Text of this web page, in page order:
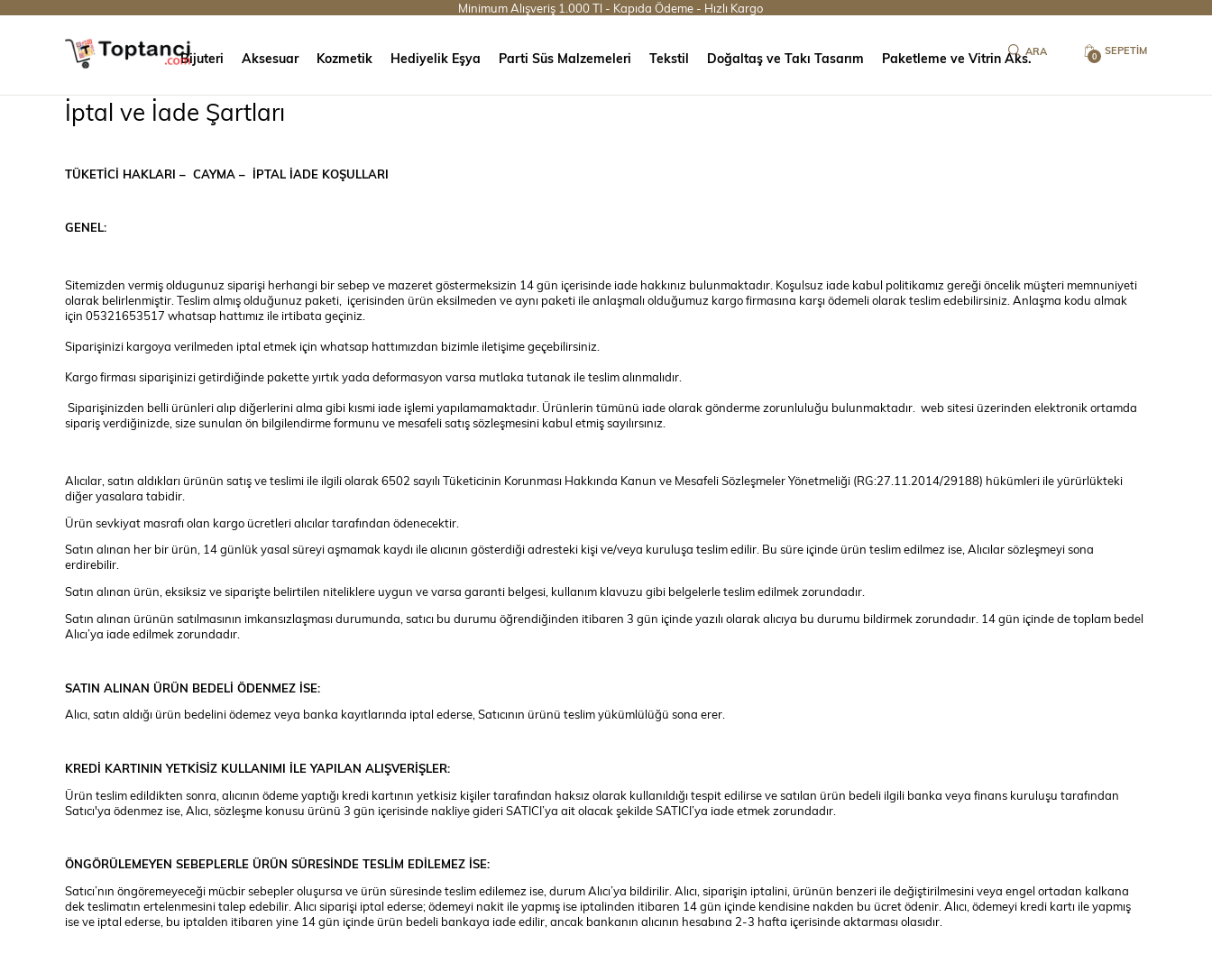
Minimum Alışveriş 1.000 Tl - Kapıda Ödeme - Hızlı Kargo
SEPETIM
0
Bijuteri Aksesuar Kozmetik Hediyelik Eşya Parti Süs Malzemeleri Tekstil Doğaltaş ve Takı Tasarım Paketleme ve Vitrin Aks.
İptal ve İade Şartları
TÜKETİCİ HAKLARI – CAYMA – İPTAL İADE KOŞULLARI
GENEL:
Sitemizden vermiş oldugunuz siparişi herhangi bir sebep ve mazeret göstermeksizin 14 gün içerisinde iade hakkınız bulunmaktadır. Koşulsuz iade kabul politikamız gereği öncelik müşteri memnuniyeti
olarak belirlenmiştir. Teslim almış olduğunuz paketi, içerisinden ürün eksilmeden ve aynı paketi ile anlaşmalı olduğumuz kargo firmasına karşı ödemeli olarak teslim edebilirsiniz. Anlaşma kodu almak
için 05321653517 whatsap hattımız ile irtibata geçiniz.
Siparişinizi kargoya verilmeden iptal etmek için whatsap hattımızdan bizimle iletişime geçebilirsiniz.
Kargo firması siparişinizi getirdiğinde pakette yırtık yada deformasyon varsa mutlaka tutanak ile teslim alınmalıdır.
Siparişinizden belli ürünleri alıp diğerlerini alma gibi kısmi iade işlemi yapılamamaktadır. Ürünlerin tümünü iade olarak gönderme zorunluluğu bulunmaktadır. web sitesi üzerinden elektronik ortamda
sipariş verdiğinizde, size sunulan ön bilgilendirme formunu ve mesafeli satış sözleşmesini kabul etmiş sayılırsınız.
Alıcılar, satın aldıkları ürünün satış ve teslimi ile ilgili olarak 6502 sayılı Tüketicinin Korunması Hakkında Kanun ve Mesafeli Sözleşmeler Yönetmeliği (RG:27.11.2014/29188) hükümleri ile yürürlükteki
diğer yasalara tabidir.
Ürün sevkiyat masrafı olan kargo ücretleri alıcılar tarafından ödenecektir.
Satın alınan her bir ürün, 14 günlük yasal süreyi aşmamak kaydı ile alıcının gösterdiği adresteki kişi ve/veya kuruluşa teslim edilir. Bu süre içinde ürün teslim edilmez ise, Alıcılar sözleşmeyi sona
erdirebilir.
Satın alınan ürün, eksiksiz ve siparişte belirtilen niteliklere uygun ve varsa garanti belgesi, kullanım klavuzu gibi belgelerle teslim edilmek zorundadır.
Satın alınan ürünün satılmasının imkansızlaşması durumunda, satıcı bu durumu öğrendiğinden itibaren 3 gün içinde yazılı olarak alıcıya bu durumu bildirmek zorundadır. 14 gün içinde de toplam bedel
Alıcı’ya iade edilmek zorundadır.
SATIN ALINAN ÜRÜN BEDELİ ÖDENMEZ İSE:
Alıcı, satın aldığı ürün bedelini ödemez veya banka kayıtlarında iptal ederse, Satıcının ürünü teslim yükümlülüğü sona erer.
KREDİ KARTININ YETKİSİZ KULLANIMI İLE YAPILAN ALIŞVERİŞLER:
Ürün teslim edildikten sonra, alıcının ödeme yaptığı kredi kartının yetkisiz kişiler tarafından haksız olarak kullanıldığı tespit edilirse ve satılan ürün bedeli ilgili banka veya finans kuruluşu tarafından
Satıcı'ya ödenmez ise, Alıcı, sözleşme konusu ürünü 3 gün içerisinde nakliye gideri SATICI’ya ait olacak şekilde SATICI’ya iade etmek zorundadır.
ÖNGÖRÜLEMEYEN SEBEPLERLE ÜRÜN SÜRESİNDE TESLİM EDİLEMEZ İSE:
Satıcı’nın öngöremeyeceği mücbir sebepler oluşursa ve ürün süresinde teslim edilemez ise, durum Alıcı’ya bildirilir. Alıcı, siparişin iptalini, ürünün benzeri ile değiştirilmesini veya engel ortadan kalkana
dek teslimatın ertelenmesini talep edebilir. Alıcı siparişi iptal ederse; ödemeyi nakit ile yapmış ise iptalinden itibaren 14 gün içinde kendisine nakden bu ücret ödenir. Alıcı, ödemeyi kredi kartı ile yapmış
ise ve iptal ederse, bu iptalden itibaren yine 14 gün içinde ürün bedeli bankaya iade edilir, ancak bankanın alıcının hesabına 2-3 hafta içerisinde aktarması olasıdır.